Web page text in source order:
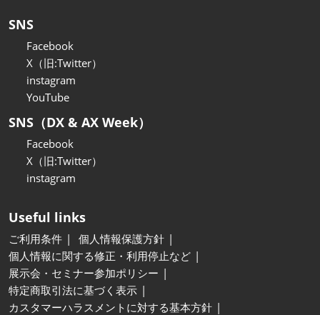
SNS
Facebook
X（旧:Twitter）
instagram
YouTube
SNS（DX & AX Week）
Facebook
X（旧:Twitter）
instagram
Useful links
ご利用条件
個人情報保護方針
個人情報に関する修正・利用停止など
展示会・セミナー参加ポリシー
特定商取引法に基づく表示
カスタマーハラスメントに対する基本方針